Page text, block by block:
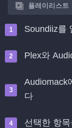
플레이리스트
Soundiiz를
Plex와
Audiomack
다
선택한 항